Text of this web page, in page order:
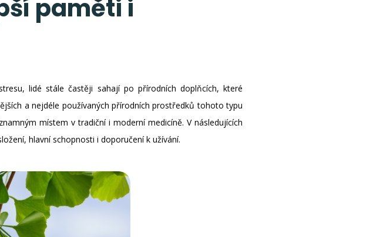
paměti i
lidé stále častěji sahají po přírodních doplňcích, které
a nejdéle používaných přírodních prostředků tohoto typu
místem v tradiční i moderní medicíně. V následujících
hlavní schopnosti i doporučení k užívání.